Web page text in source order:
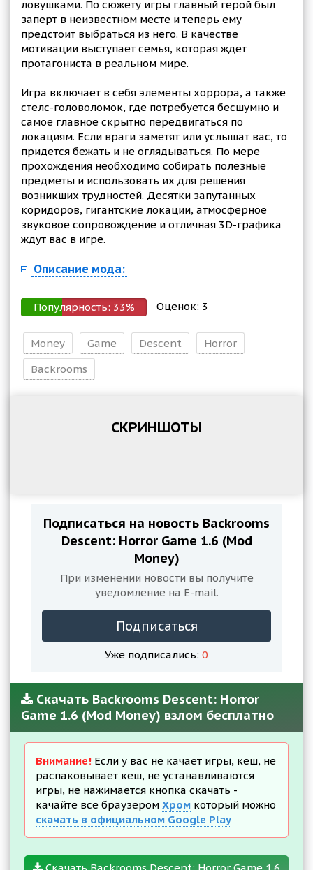
ловушками. По сюжету игры главный герой был
заперт в неизвестном месте и теперь ему
предстоит выбраться из него. В качестве
мотивации выступает семья, которая ждет
протагониста в реальном мире.
Игра включает в себя элементы хоррора, а также
стелс-головоломок, где потребуется бесшумно и
самое главное скрытно передвигаться по
локациям. Если враги заметят или услышат вас, то
придется бежать и не оглядываться. По мере
прохождения необходимо собирать полезные
предметы и использовать их для решения
возникших трудностей. Десятки запутанных
коридоров, гигантские локации, атмосферное
звуковое сопровождение и отличная 3D-графика
ждут вас в игре.
Описание мода:
Популярность: 33% Оценок: 3
Money Game Descent
Horror
Backrooms
СКРИНШОТЫ
Подписаться на новость Backrooms
Descent: Horror Game 1.6 (Mod
Money)
При изменении новости вы получите
уведомление на E-mail.
Подписаться
Уже подписались: 0
Скачать Backrooms Descent: Horror
Game 1.6 (Mod Money) взлом бесплатно
Внимание! Если у вас не качает игры, кеш, не
распаковывает кеш, не устанавливаются
игры, не нажимается кнопка скачать -
качайте все браузером Хром который можно
скачать в официальном Google Play